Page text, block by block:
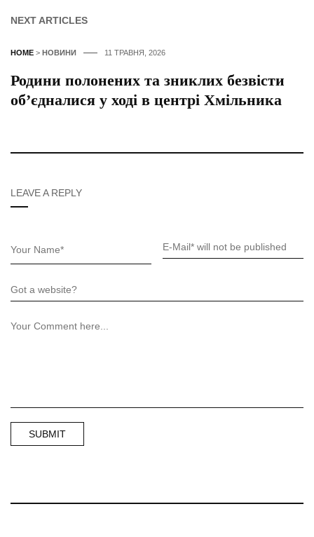
NEXT ARTICLES
HOME > НОВИНИ 11 ТРАВНЯ, 2026
Родини полонених та зниклих безвісти
об’єдналися у ході в центрі Хмільника
LEAVE A REPLY